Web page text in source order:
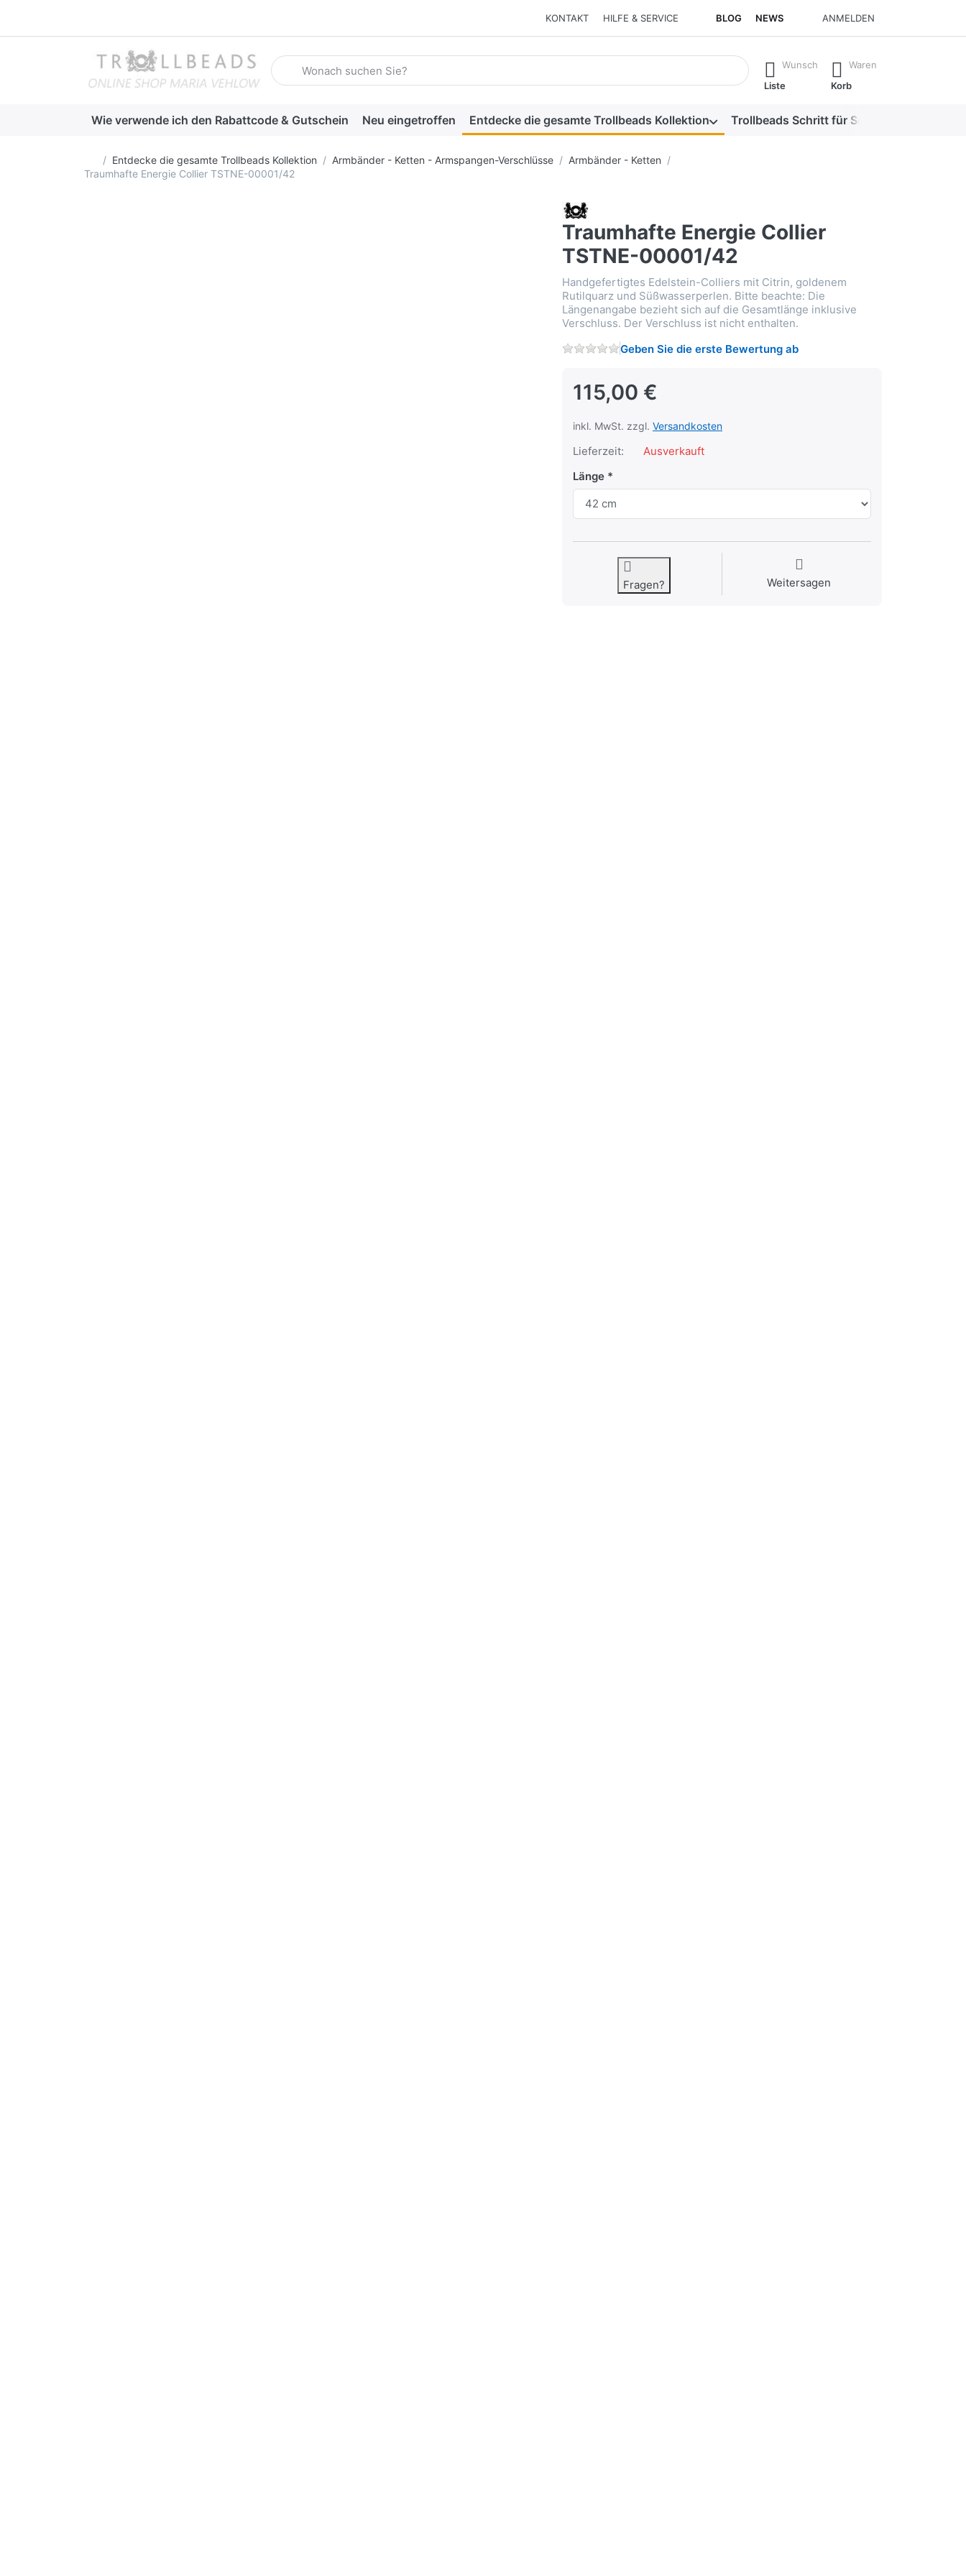
KONTAKT HILFE & SERVICE BLOG NEWS ANMELDEN
Geben Sie einen Suchbegriff ein. Während Sie tippen, erscheinen automatisch erste Ergebnisse. Drücken Sie die Eingabetaste, um alle
Wunsch
Liste
Waren
Korb
Wie verwende ich den Rabattcode & Gutschein Neu eingetroffen Entdecke die gesamte Trollbeads Kollektion Trollbeads Schritt für Schritt
Startseite
Entdecke die gesamte Trollbeads Kollektion Armbänder - Ketten - Armspangen-Verschlüsse
Armbänder - Ketten
Traumhafte Energie Collier TSTNE-00001/42
Traumhafte Energie Collier
TSTNE-00001/42
Handgefertigtes Edelstein-Colliers mit Citrin, goldenem
Rutilquarz und Süßwasserperlen. Bitte beachte: Die
Längenangabe bezieht sich auf die Gesamtlänge inklusive
Verschluss. Der Verschluss ist nicht enthalten.
Geben Sie die erste Bewertung ab
115,00 €
inkl. MwSt. zzgl. Versandkosten
Lieferzeit:
Ausverkauft
Länge
Fragen? Weitersagen